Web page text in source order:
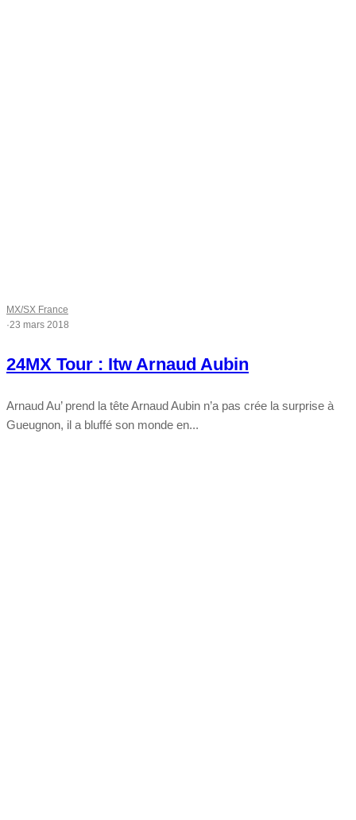
MX/SX France
·23 mars 2018
24MX Tour : Itw Arnaud Aubin
Arnaud Au’ prend la tête Arnaud Aubin n’a pas crée la surprise à
Gueugnon, il a bluffé son monde en...